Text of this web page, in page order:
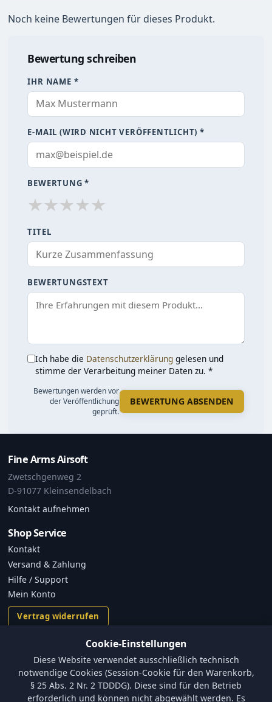
Noch keine Bewertungen für dieses Produkt.
Bewertung schreiben
IHR NAME *
E-MAIL (WIRD NICHT VERÖFFENTLICHT) *
BEWERTUNG *
★★★★★
TITEL
BEWERTUNGSTEXT
Ich habe die Datenschutzerklärung gelesen und
stimme der Verarbeitung meiner Daten zu. *
Bewertungen werden vor
der Veröffentlichung
geprüft.
BEWERTUNG ABSENDEN
Fine Arms Airsoft
Zwetschgenweg 2
D-91077 Kleinsendelbach
Kontakt aufnehmen
Shop Service
Kontakt
Versand & Zahlung
Hilfe / Support
Mein Konto
Vertrag widerrufen
Versand und Zahlungsbedingungen
Batterieverordnung & Sicherheitshinweise
Datenschutz
Cookie-Einstellungen
Diese Website verwendet ausschließlich technisch
notwendige Cookies (Session-Cookie für den Warenkorb,
§ 25 Abs. 2 Nr. 2 TDDDG). Diese sind für den Betrieb
erforderlich und können nicht abgewählt werden. Es